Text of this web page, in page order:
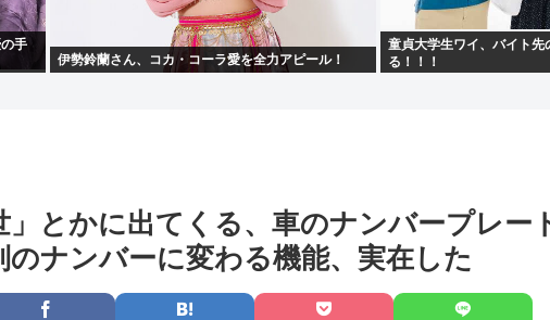
手
伊勢鈴蘭さん、コカ・コーラ愛を全力アピール！
童貞大学生ワイ、バイト
る！！！
」とかに出てくる、車のナンバープレー
ナンバーに変わる機能、実在した